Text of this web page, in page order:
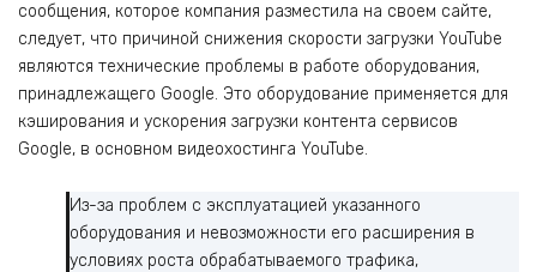
сообщения, которое компания разместила на своем сайте,
следует, что причиной снижения скорости загрузки YouTube
являются технические проблемы в работе оборудования,
принадлежащего Google. Это оборудование применяется для
кэширования и ускорения загрузки контента сервисов
Googlе, в основном видеохостинга YouTube.
Из-за проблем с эксплуатацией указанного
оборудования и невозможности его расширения в
условиях роста обрабатываемого трафика,